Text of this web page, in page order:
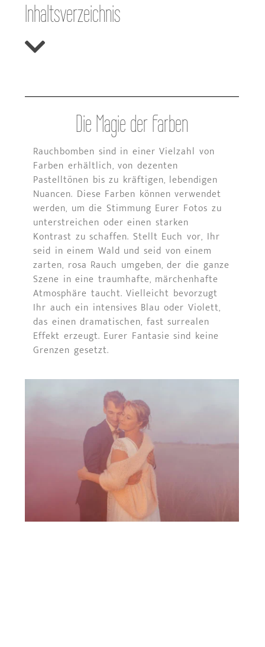
Inhaltsverzeichnis
Die Magie der Farben
Rauchbomben sind in einer Vielzahl von
Farben erhältlich, von dezenten
Pastelltönen bis zu kräftigen, lebendigen
Nuancen. Diese Farben können verwendet
werden, um die Stimmung Eurer Fotos zu
unterstreichen oder einen starken
Kontrast zu schaffen. Stellt Euch vor, Ihr
seid in einem Wald und seid von einem
zarten, rosa Rauch umgeben, der die ganze
Szene in eine traumhafte, märchenhafte
Atmosphäre taucht. Vielleicht bevorzugt
Ihr auch ein intensives Blau oder Violett,
das einen dramatischen, fast surrealen
Effekt erzeugt. Eurer Fantasie sind keine
Grenzen gesetzt.